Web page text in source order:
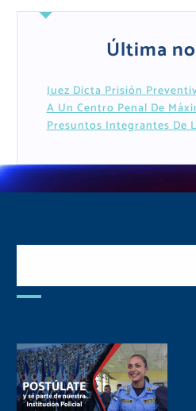
Última
Juez Dicta Prisión
A Un Centro Penal De
Presuntos Integrantes De